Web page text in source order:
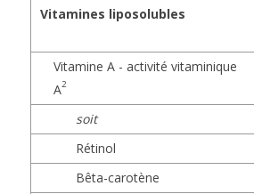
Vitamines liposolubles
Vitamine A - activité vitaminique
A2
soit
Rétinol
Bêta-carotène